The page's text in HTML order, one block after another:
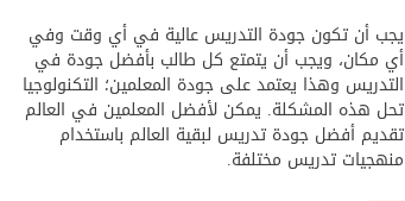
يجب أن تكون جودة التدريس عالية في أي وقت وفي
أي مكان، ويجب أن يتمتع كل طالب بأفضل جودة في
التدريس وهذا يعتمد على جودة المعلمين؛ التكنولوجيا
تحل هذه المشكلة. يمكن لأفضل المعلمين في العالم
تقديم أفضل جودة تدريس لبقية العالم باستخدام
منهجيات تدريس مختلفة.